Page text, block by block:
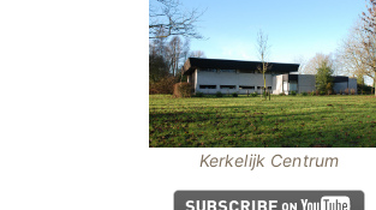
Kerkelijk Centrum